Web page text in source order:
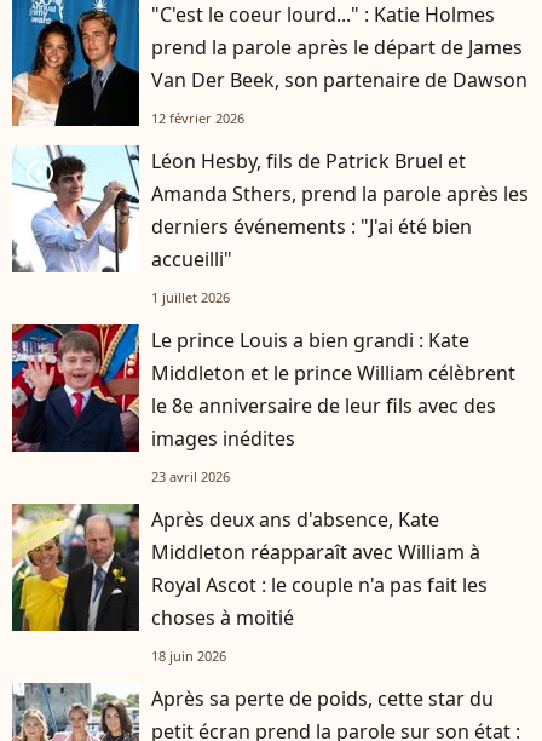
"C'est le coeur lourd..." : Katie Holmes
prend la parole après le départ de James
Van Der Beek, son partenaire de Dawson
12 février 2026
player2
Léon Hesby, fils de Patrick Bruel et
Amanda Sthers, prend la parole après les
derniers événements : "J'ai été bien
accueilli"
1 juillet 2026
Le prince Louis a bien grandi : Kate
Middleton et le prince William célèbrent
le 8e anniversaire de leur fils avec des
images inédites
23 avril 2026
Après deux ans d'absence, Kate
Middleton réapparaît avec William à
Royal Ascot : le couple n'a pas fait les
choses à moitié
18 juin 2026
Après sa perte de poids, cette star du
petit écran prend la parole sur son état :